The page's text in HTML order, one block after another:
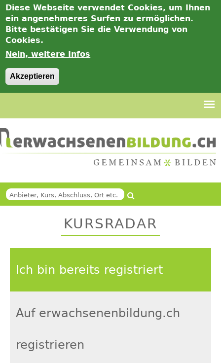
Diese Webseite verwendet Cookies, um Ihnen
ein angenehmeres Surfen zu ermöglichen.
Bitte bestätigen Sie die Verwendung von
Cookies.
Nein, weitere Infos
Akzeptieren
Suche
Back
KURSRADAR
Ich bin bereits registriert
Auf erwachsenenbildung.ch
registrieren